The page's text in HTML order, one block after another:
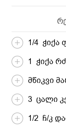
1/4 ჭიქა
1 ჭიქა
მწიკვი
3 ცალი
1/2 ჩ/კ